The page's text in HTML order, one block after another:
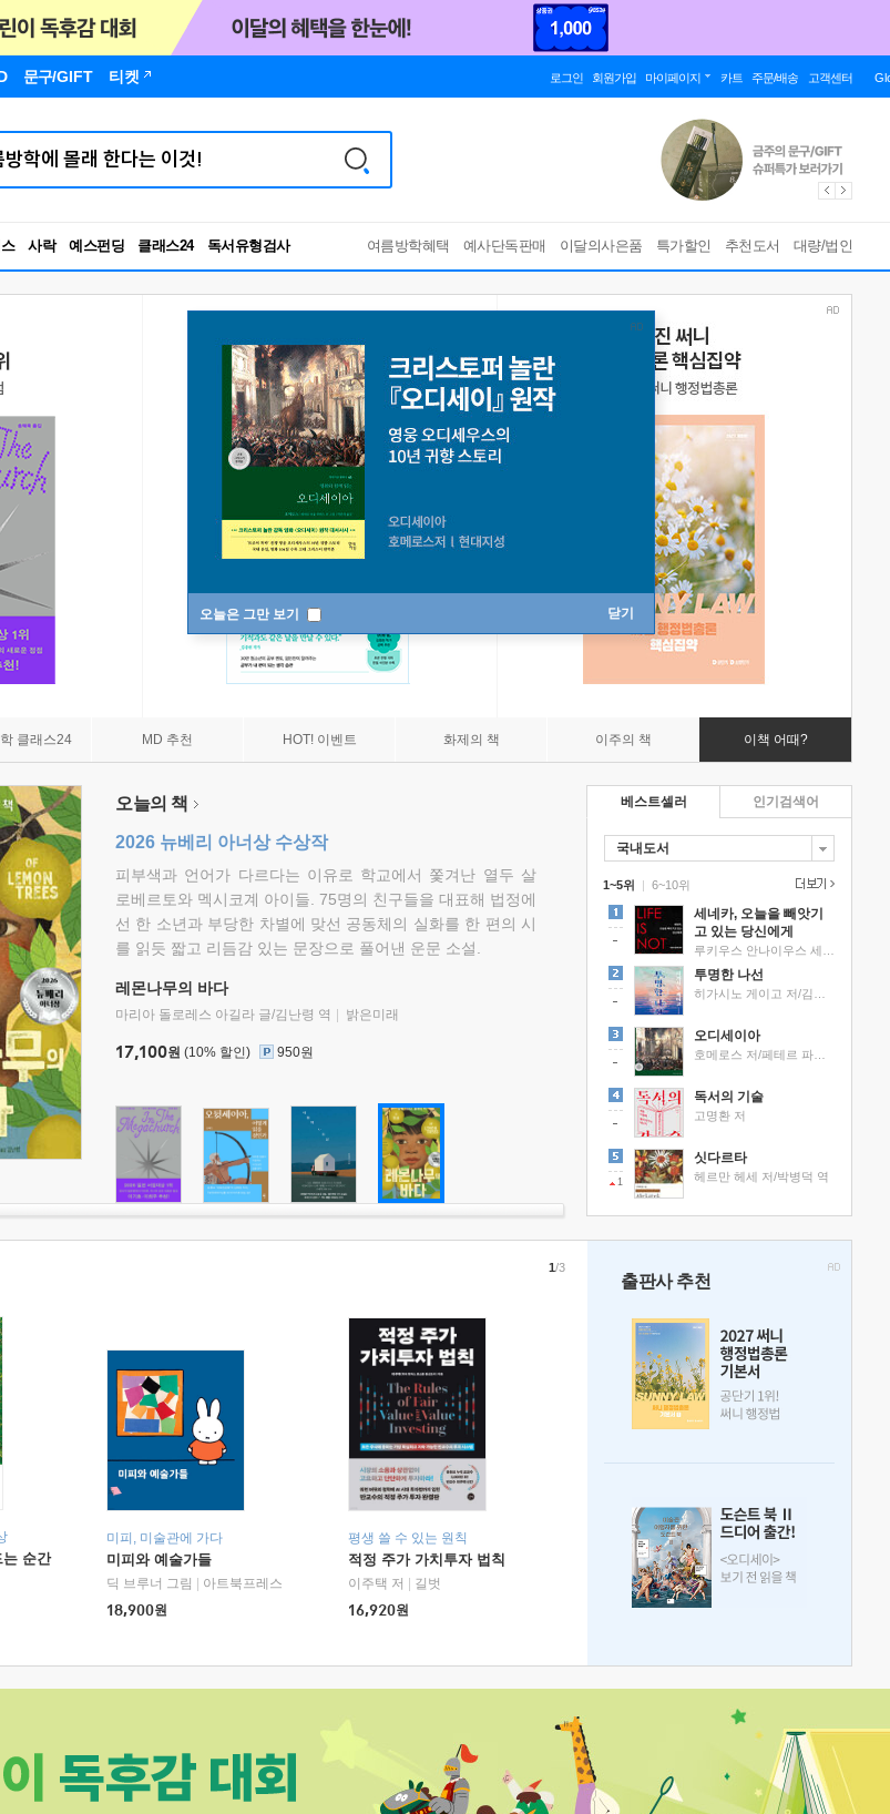
문구/GIFT 티켓 로그인 회원가입 마이페이지 카트 주문/배송 고객센터
사락 예스펀딩 클래스24
RBTI Lab
독서유형검사
여름방학혜택 예사단독판매 이달의사은품 특가할인 추천도서 대량/법인
오늘은 그만 보기 닫기
클래스24 MD 추천 HOT! 이벤트 화제의 책 이주의 책 이책 어때?
오늘의 책
2026 뉴베리 아너상 수상작
피부색과 언어가 다르다는 이유로 학교에서 쫓겨난 열두 살
로베르토와 멕시코계 아이들. 75명의 친구들을 대표해 법정에
선 한 소년과 부당한 차별에 맞선 공동체의 실화를 한 편의 시
를 읽듯 짧고 리듬감 있는 문장으로 풀어낸 운문 소설.
레몬나무의 바다
마리아 돌로레스 아길라 글/김난령 역 밝은미래
17,100원 (10% 할인) 950원
베스트셀러
국내도서
1~5위 |
세네카, 오늘을 빼앗기
고 있는 당신에게
투명한 나선
오디세이아
독서의 기술
고명환 저
1
싯다르타
헤르만 헤세 저/박병덕 역
6~10위
인기검색어
는 순간
미피, 미술관에 가다
미피와 예술가들
딕 브루너 그림
아트북프레스
18,900원
평생 쓸 수 있는 원칙
적정 주가 가치투자 법칙
이주택 저
길벗
16,920원
1/3
출판사 추천